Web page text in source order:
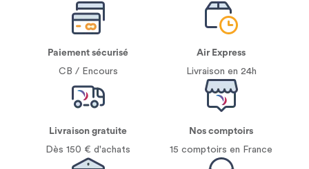
Paiement sécurisé
CB / Encours
Air Express
Livraison en 24h
Livraison gratuite
Dès 150 € d'achats
Nos comptoirs
15 comptoirs en France